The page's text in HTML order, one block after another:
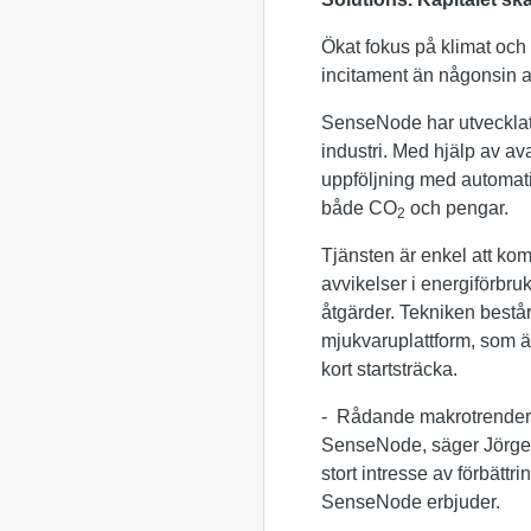
Ökat fokus på klimat
incitament än någonsin
SenseNode har
industri. Med hjälp av
uppföljning med
både CO2 och pengar.
Tjänsten är enkel att
avvikelser i
åtgärder. Tekniken
mjukvaruplattform, som
kort startsträcka.
- Rådande
SenseNode, säger
stort intresse av
SenseNode erbjuder.